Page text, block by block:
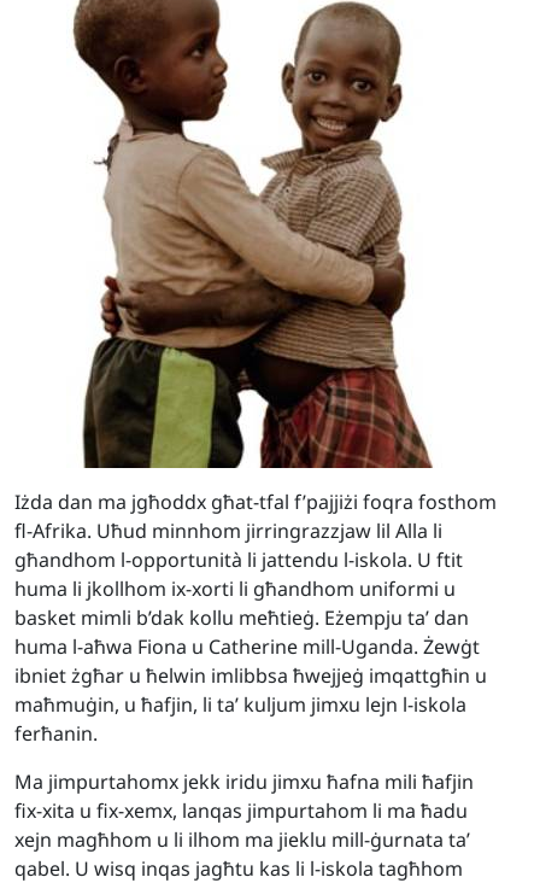
Iżda dan ma jgħoddx għat-tfal f’pajjiżi foqra fosthom
fl-Afrika. Uħud minnhom jirringrazzjaw lil Alla li
għandhom l-opportunità li jattendu l-iskola. U ftit
huma li jkollhom ix-xorti li għandhom uniformi u
basket mimli b’dak kollu meħtieġ. Eżempju ta’ dan
huma l-aħwa Fiona u Catherine mill-Uganda. Żewġt
ibniet żgħar u ħelwin imlibbsa ħwejjeġ imqattgħin u
maħmuġin, u ħafjin, li ta’ kuljum jimxu lejn l-iskola
ferħanin.
Ma jimpurtahomx jekk iridu jimxu ħafna mili ħafjin
fix-xita u fix-xemx, lanqas jimpurtahom li ma ħadu
xejn magħhom u li ilhom ma jieklu mill-ġurnata ta’
qabel. U wisq inqas jagħtu kas li l-iskola tagħhom